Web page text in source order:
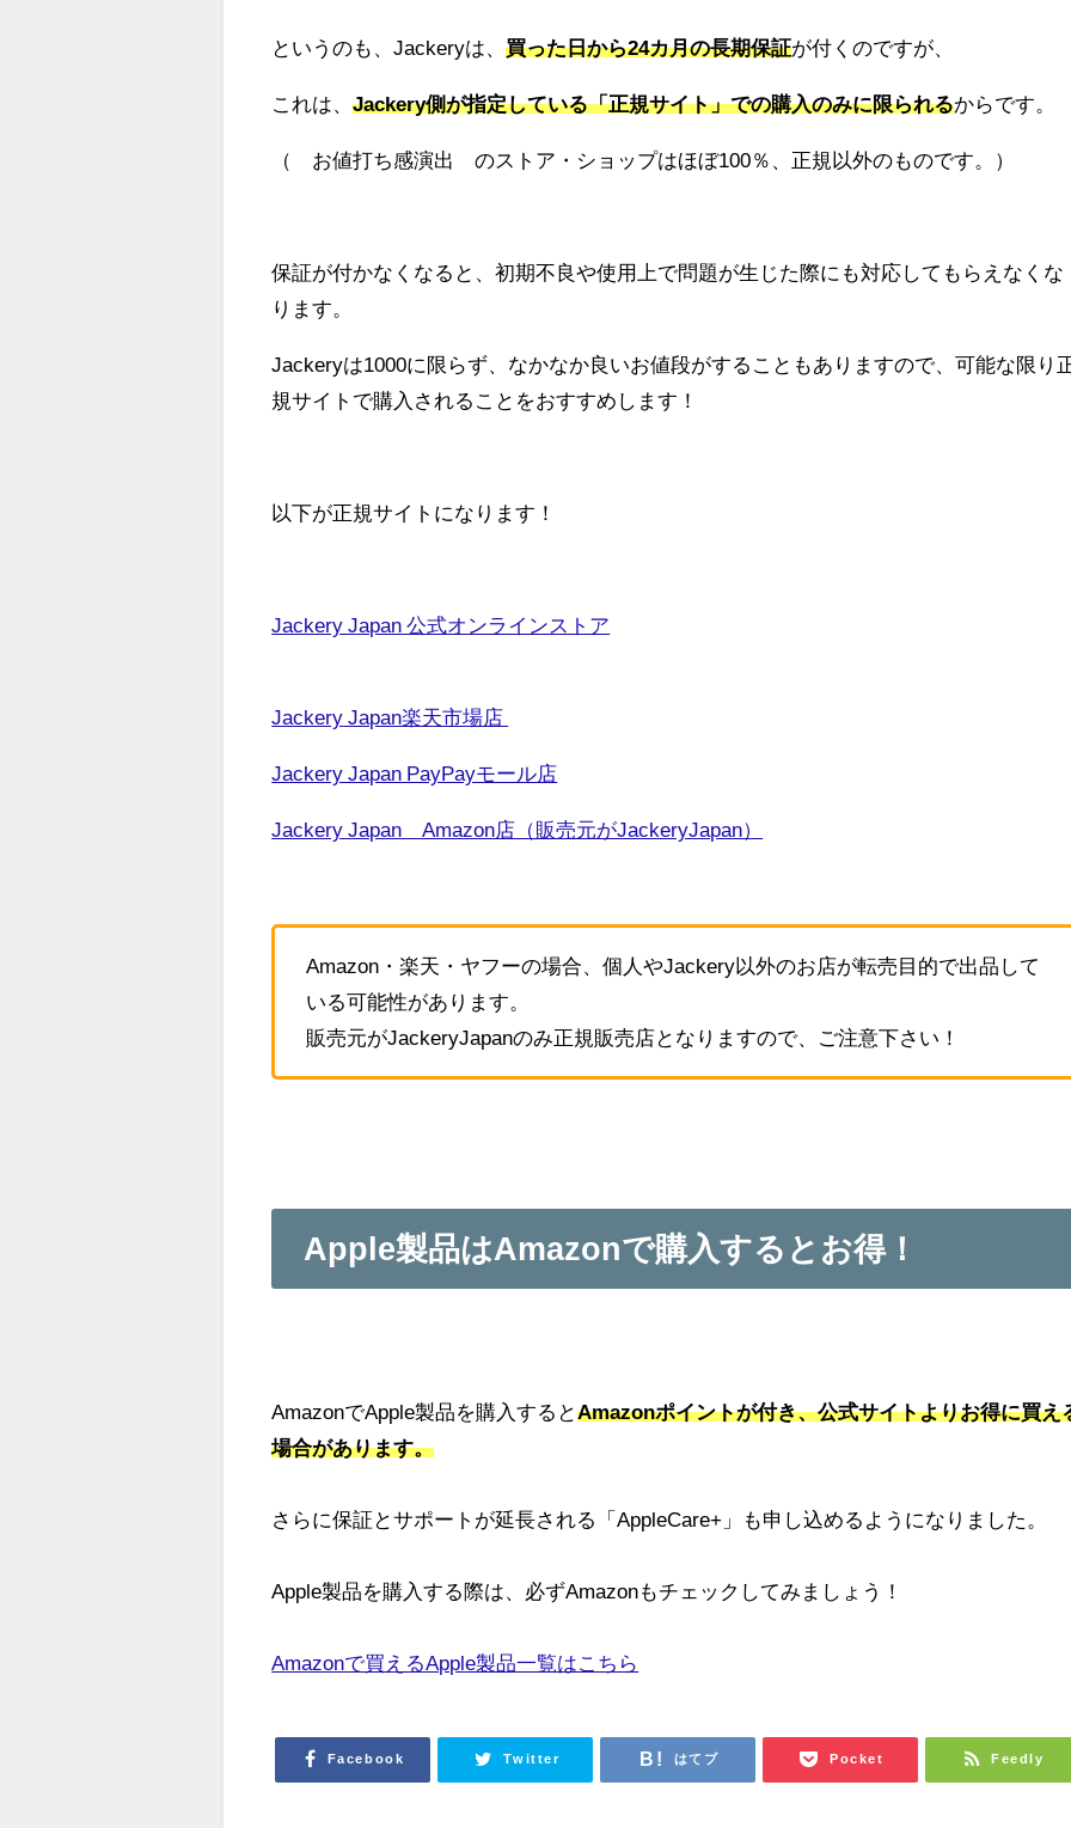
というのも、Jackeryは、買った日から24カ月の長期保証が付くのですが、
これは、Jackery側が指定している「正規サイト」での購入のみに限られるからです。
（¨お値打ち感演出¨のストア・ショップはほぼ100％、正規以外のものです。）
保証が付かなくなると、初期不良や使用上で問題が生じた際にも対応してもらえなくな
ります。
Jackeryは1000に限らず、なかなか良いお値段がすることもありますので、可能な限り
規サイトで購入されることをおすすめします！
以下が正規サイトになります！
Jackery Japan 公式オンラインストア
Jackery Japan楽天市場店
Jackery Japan PayPayモール店
Jackery Japan Amazon店（販売元がJackeryJapan）
Amazon・楽天・ヤフーの場合、個人やJackery以外のお店が転売目的で出品して
いる可能性があります。
販売元がJackeryJapanのみ正規販売店となりますので、ご注意下さい！
Apple製品はAmazonで購入するとお得！
AmazonでApple製品を購入するとAmazonポイントが付き、公式サイトよりお得に買え
場合があります。
さらに保証とサポートが延長される「AppleCare+」も申し込めるようになりました。
Apple製品を購入する際は、必ずAmazonもチェックしてみましょう！
Amazonで買えるApple製品一覧はこちら
Facebook Twitter はてブ Pocket Feedly